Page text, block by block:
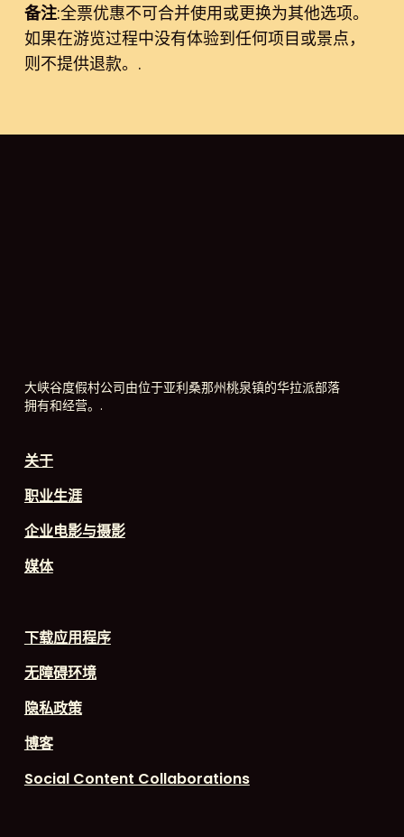
空中漫步体验
位于 Eagle Point。.
仅在您的入院扫描日期有效。.
最低重量 90 磅
最大重量 275 磅
没有颈部或背部受过伤的人
商场体验
位于华帕伊点。.
视情况而定。不保证体验。.
全程通行证 $10 食品积分详情
Cafe（Guano Point）、Sky View
Restaurant（Eagle Point）、Skywalk
备注:全票优惠不可合并使用或更换为其他选项。
如果在游览过程中没有体验到任何项目或景点，
则不提供退款。.
大峡谷度假村公司由位于亚利桑那州桃泉镇的华拉派部落
拥有和经营。.
关于
职业生涯
企业电影与摄影
媒体
下载应用程序
无障碍环境
隐私政策
博客
Social Content Collaborations